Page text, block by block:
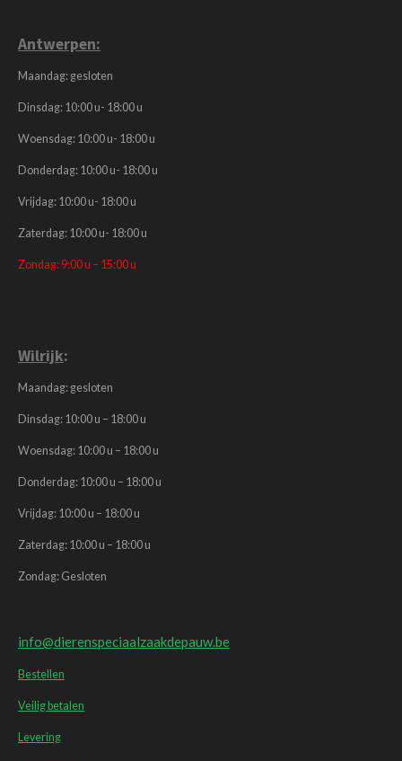
Antwerpen:
Maandag: gesloten
Dinsdag: 10:00 u- 18:00 u
Woensdag: 10:00 u- 18:00 u
Donderdag: 10:00 u- 18:00 u
Vrijdag: 10:00 u- 18:00 u
Zaterdag: 10:00 u- 18:00 u
Zondag: 9:00 u – 15:00 u
Wilrijk:
Maandag: gesloten
Dinsdag: 10:00 u – 18:00 u
Woensdag: 10:00 u – 18:00 u
Donderdag: 10:00 u – 18:00 u
Vrijdag: 10:00 u – 18:00 u
Zaterdag: 10:00 u – 18:00 u
Zondag: Gesloten
info@dierenspeciaalzaakdepauw.be
Bestellen
Veilig betalen
Levering